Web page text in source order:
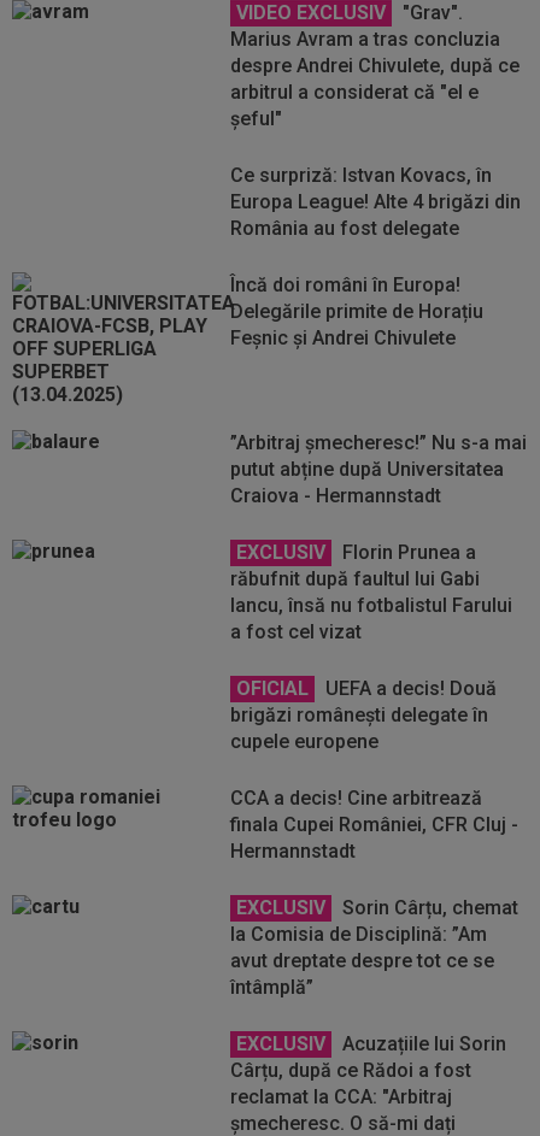
VIDEO EXCLUSIV
"Grav".
Marius Avram a tras concluzia
despre Andrei Chivulete, după ce
arbitrul a considerat că "el e
șeful"
Ce surpriză: Istvan Kovacs, în
Europa League! Alte 4 brigăzi din
România au fost delegate
Încă doi români în Europa!
Delegările primite de Horațiu
Feșnic și Andrei Chivulete
”Arbitraj șmecheresc!” Nu s-a mai
putut abține după Universitatea
Craiova - Hermannstadt
EXCLUSIV
Florin Prunea a
răbufnit după faultul lui Gabi
Iancu, însă nu fotbalistul Farului
a fost cel vizat
OFICIAL
UEFA a decis! Două
brigăzi românești delegate în
cupele europene
CCA a decis! Cine arbitrează
finala Cupei României, CFR Cluj -
Hermannstadt
EXCLUSIV
Sorin Cârțu, chemat
la Comisia de Disciplină: ”Am
avut dreptate despre tot ce se
întâmplă”
EXCLUSIV
Acuzațiile lui Sorin
Cârțu, după ce Rădoi a fost
reclamat la CCA: "Arbitraj
șmecheresc. O să-mi dați